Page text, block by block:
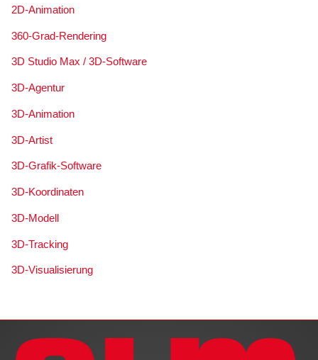
2D-Animation
360-Grad-Rendering
3D Studio Max / 3D-Software
3D-Agentur
3D-Animation
3D-Artist
3D-Grafik-Software
3D-Koordinaten
3D-Modell
3D-Tracking
3D-Visualisierung